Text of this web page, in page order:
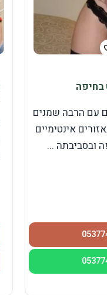
בחיפה
עם הרבה שמנים
אינטימיים
ובסביבתה ...